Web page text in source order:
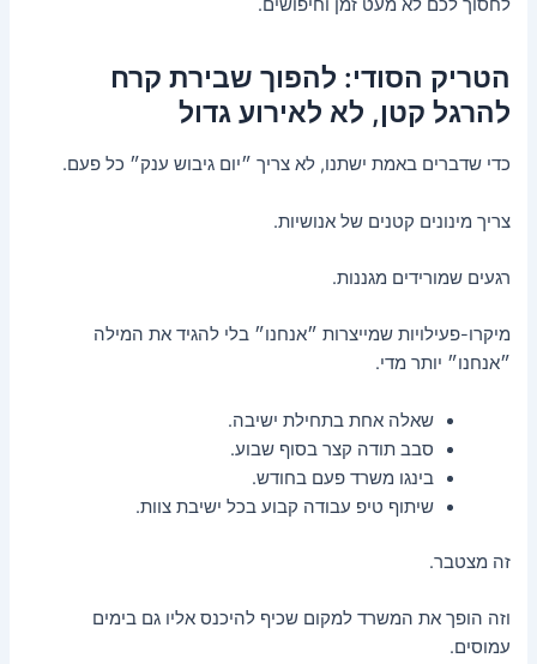
לחסוך לכם לא מעט זמן וחיפושים.
הטריק הסודי: להפוך שבירת קרח
להרגל קטן, לא לאירוע גדול
כדי שדברים באמת ישתנו, לא צריך ״יום גיבוש ענק״ כל פעם.
צריך מינונים קטנים של אנושיות.
רגעים שמורידים מגננות.
מיקרו-פעילויות שמייצרות ״אנחנו״ בלי להגיד את המילה
״אנחנו״ יותר מדי.
שאלה אחת בתחילת ישיבה.
סבב תודה קצר בסוף שבוע.
בינגו משרד פעם בחודש.
שיתוף טיפ עבודה קבוע בכל ישיבת צוות.
זה מצטבר.
וזה הופך את המשרד למקום שכיף להיכנס אליו גם בימים
עמוסים.